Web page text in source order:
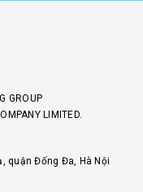
GROUP
LIMITED.
quận Đống Đa, Hà Nội